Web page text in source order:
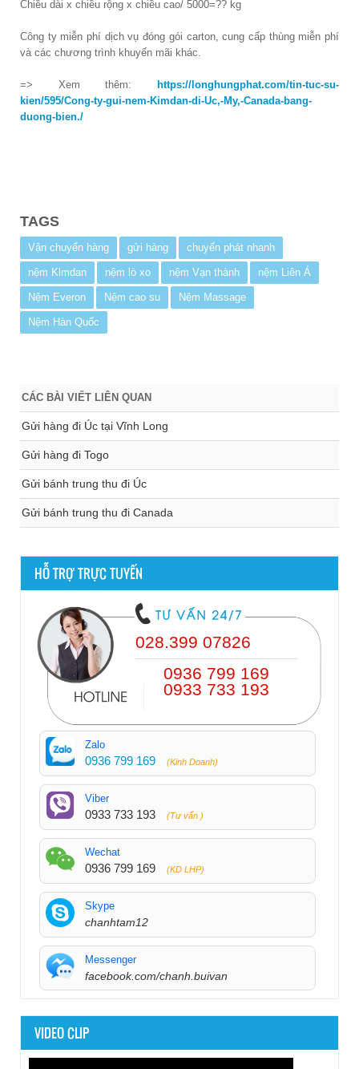
Chiều dài x chiều rộng x chiều cao/ 5000=?? kg
Công ty miễn phí dịch vụ đóng gói carton, cung cấp thùng miễn phí
và các chương trình khuyến mãi khác.
=> Xem thêm:
https://longhungphat.com/tin-tuc-su-
kien/595/Cong-ty-gui-nem-Kimdan-di-Uc,-My,-Canada-bang-
duong-bien./
TAGS
Vận chuyển hàng gửi hàng chuyển phát nhanh
nệm Klmdan nệm lò xo nệm Vạn thành nệm Liên Á
Nệm Everon Nệm cao su Nệm Massage
Nệm Hàn Quốc
CÁC BÀI VIẾT LIÊN QUAN
Gửi hàng đi Úc tại Vĩnh Long
Gửi hàng đi Togo
Gửi bánh trung thu đi Úc
Gửi bánh trung thu đi Canada
HỖ TRỢ TRỰC TUYẾN
028.399 07826
0936 799 169
0933 733 193
Zalo
0936 799 169 (Kinh Doanh)
Viber
0933 733 193 (Tư vấn )
Wechat
0936 799 169 (KD LHP)
Skype
chanhtam12
Messenger
facebook.com/chanh.buivan
VIDEO CLIP